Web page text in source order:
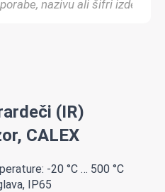
(IR)
CALEX
-20 °C … 500 °C
IP65